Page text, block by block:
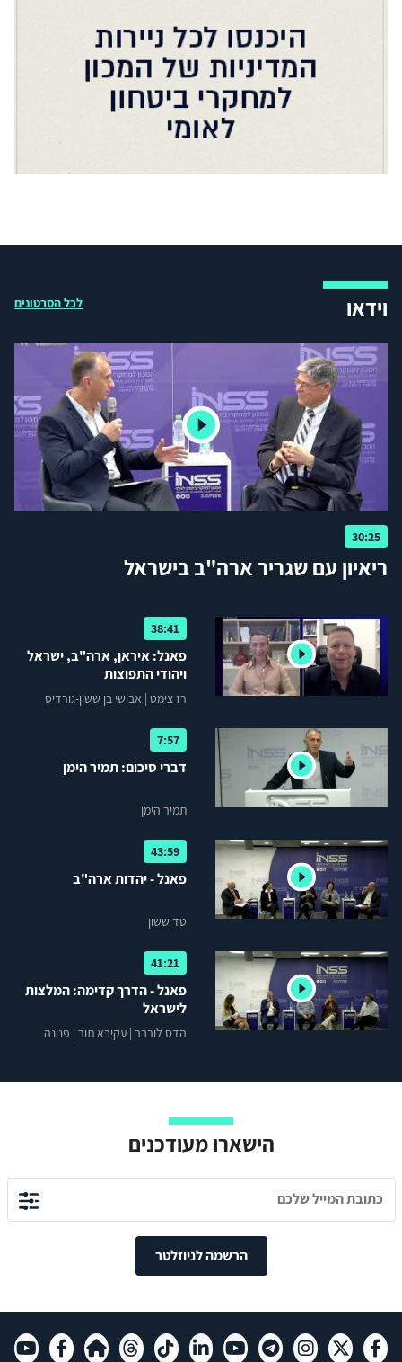
וידאו לכל הסרטונים
30:25
ריאיון עם שגריר ארה"ב בישראל
38:41
פאנל: איראן, ארה"ב, ישראל
ויהודי התפוצות
רז צימט | אבישי בן ששון-גורדיס
7:57
דברי סיכום: תמיר הימן
תמיר הימן
43:59
פאנל - יהדות ארה"ב
טד ששון
41:21
פאנל - הדרך קדימה: המלצות
לישראל
הדס לורבר | עקיבא תור | פנינה
הישארו מעודכנים
הרשמה לניוזלטר